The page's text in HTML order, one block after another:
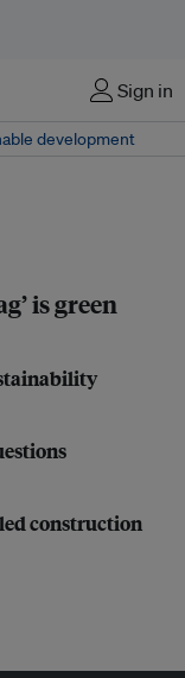
Sign in
development
is green
construction